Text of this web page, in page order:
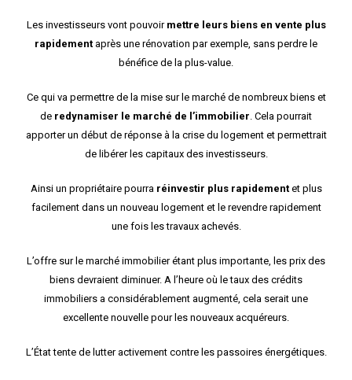
Les investisseurs vont pouvoir mettre leurs biens en vente plus
rapidement après une rénovation par exemple, sans perdre le
bénéfice de la plus-value.
Ce qui va permettre de la mise sur le marché de nombreux biens et
de redynamiser le marché de l’immobilier. Cela pourrait
apporter un début de réponse à la crise du logement et permettrait
de libérer les capitaux des investisseurs.
Ainsi un propriétaire pourra réinvestir plus rapidementet plus
facilement dans un nouveau logement et le revendre rapidement
une fois les travaux achevés.
L’offre sur le marché immobilier étant plus importante, les prix des
biens devraient diminuer. A l’heure où le taux des crédits
immobiliers a considérablement augmenté, cela serait une
excellente nouvelle pour les nouveaux acquéreurs.
L’État tente de lutter activement contre les passoires énergétiques.